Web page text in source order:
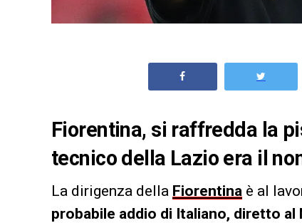
Fiorentina, si raffredda la
tecnico della Lazio era il
La dirigenza della Fiorentina è al
probabile addio di Italiano, diretto al